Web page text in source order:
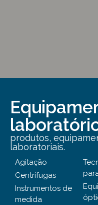
produtos,
laboratoriais.
Agitação
Centrífugas
Instrumentos de
medida